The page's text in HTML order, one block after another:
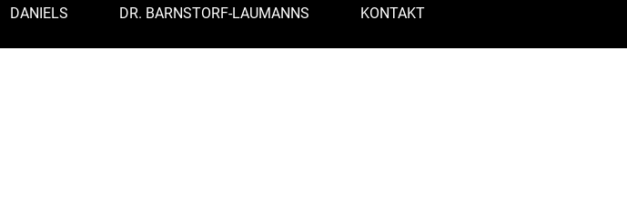
DANIELS DR. BARNSTORF-LAUMANNS KONTAKT